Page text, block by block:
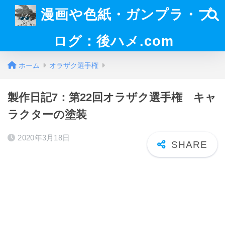
漫画や色紙・ガンプラ・ブ
ログ：後ハメ.com
ホーム オラザク選手権
製作日記7：第22回オラザク選手権 キャ
ラクターの塗装
2020年3月18日